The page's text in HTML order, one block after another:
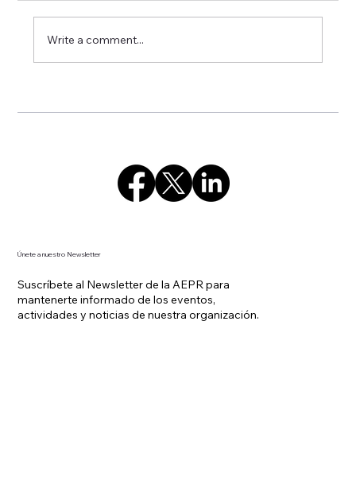
Write a comment...
Únete a nuestro Newsletter
Suscríbete al Newsletter de la AEPR para
mantenerte informado de los eventos,
actividades y noticias de nuestra organización.